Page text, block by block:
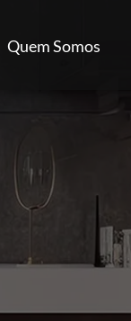
Quem Somos